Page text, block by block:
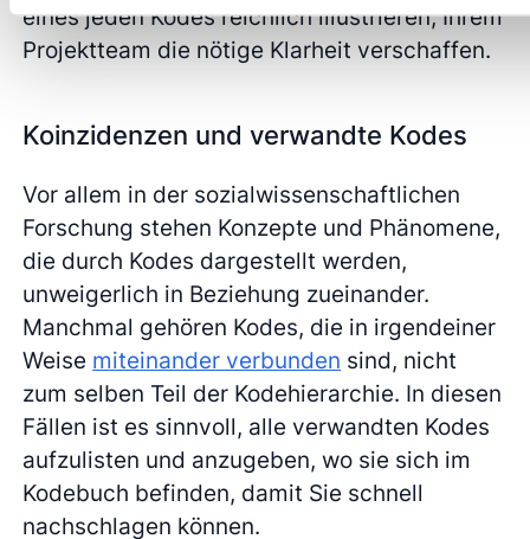
eines jeden Kodes reichlich illustrieren, Ihrem
Projektteam die nötige Klarheit verschaffen.
Koinzidenzen und verwandte Kodes
Vor allem in der sozialwissenschaftlichen
Forschung stehen Konzepte und Phänomene,
die durch Kodes dargestellt werden,
unweigerlich in Beziehung zueinander.
Manchmal gehören Kodes, die in irgendeiner
Weise miteinander verbunden sind, nicht
zum selben Teil der Kodehierarchie. In diesen
Fällen ist es sinnvoll, alle verwandten Kodes
aufzulisten und anzugeben, wo sie sich im
Kodebuch befinden, damit Sie schnell
nachschlagen können.